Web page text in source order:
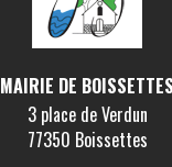
MAIRIE DE BOISSETTES
3 place de Verdun
77350 Boissettes